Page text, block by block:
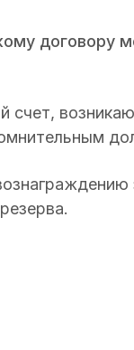
договору
счет,